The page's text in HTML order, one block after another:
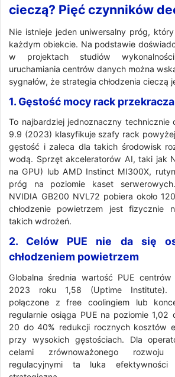
cieczą? Pięć czynników
Nie istnieje jeden uniwersalny próg,
każdym obiekcie. Na podstawie
w projektach studiów
uruchamiania centrów danych można
sygnałów, że strategia chłodzenia cieczą
1. Gęstość mocy rack
To najbardziej jednoznaczny technicznie
9.9 (2023) klasyfikuje szafy rack
gęstość i zaleca dla takich środowisk
wodą. Sprzęt akceleratorów AI, taki jak
na GPU) lub AMD Instinct MI300X,
próg na poziomie kaset
NVIDIA GB200 NVL72 pobiera około
chłodzenie powietrzem jest fizycznie
takich wdrożeń.
2. Celów PUE nie da się
chłodzeniem powietrzem
Globalna średnia wartość PUE
2023 roku 1,58 (Uptime Institute).
połączone z free coolingiem lub
regularnie osiąga PUE na poziomie 1,02
20 do 40% redukcji rocznych kosztów
przy wysokich gęstościach. Dla
celami zrównoważonego rozwoju
regulacyjnymi ta luka